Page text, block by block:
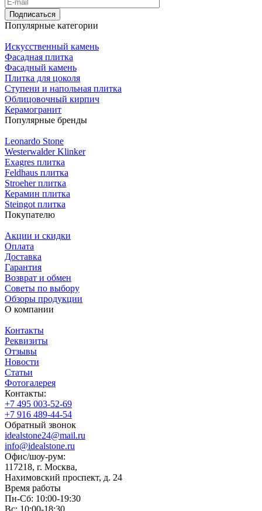
Подписаться
Популярные категории
Искусственный камень
Фасадная плитка
Фасадный камень
Плитка для цоколя
Ступени и напольная плитка
Облицовочный кирпич
Керамогранит
Популярные бренды
Leonardo Stone
Westerwalder Klinker
Exagres плитка
Feldhaus плитка
Stroeher плитка
Керамин плитка
Steingot плитка
Покупателю
Акции и скидки
Оплата
Доставка
Гарантия
Возврат и обмен
Советы по выбору
Обзоры продукции
О компании
Контакты
Реквизиты
Отзывы
Новости
Статьи
Фотогалерея
Контакты:
+7 495 003-52-69
+7 916 489-44-54
Обратный звонок
idealstone24@mail.ru
info@idealstone.ru
Офис/шоу-рум:
117218, г. Москва,
Нахимовский проспект, д. 24
Время работы
Пн-Сб: 10:00-19:30
Вс: 10:00-18:30